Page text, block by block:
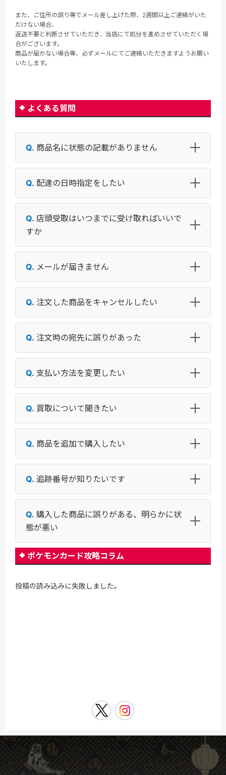
また、ご住所の誤り等でメール差し上げた際、2週間以上ご連絡がいた
だけない場合、
返送不要と判断させていただき、当店にて処分を進めさせていただく場
合がございます。
商品が届かない場合等、必ずメールにてご連絡いただきますようお願い
いたします。
よくある質問
商品名に状態の記載がありません
配達の日時指定をしたい
店頭受取はいつまでに受け取ればいいで
すか
メールが届きません
注文した商品をキャンセルしたい
注文時の宛先に誤りがあった
支払い方法を変更したい
買取について聞きたい
商品を追加で購入したい
追跡番号が知りたいです
購入した商品に誤りがある、明らかに状
態が悪い
ポケモンカード攻略コラム
投稿の読み込みに失敗しました。